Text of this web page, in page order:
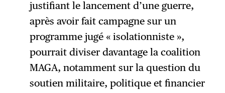
justifiant le lancement d’une guerre,
après avoir fait campagne sur un
programme jugé « isolationniste »,
pourrait diviser davantage la coalition
MAGA, notamment sur la question du
soutien militaire, politique et financier